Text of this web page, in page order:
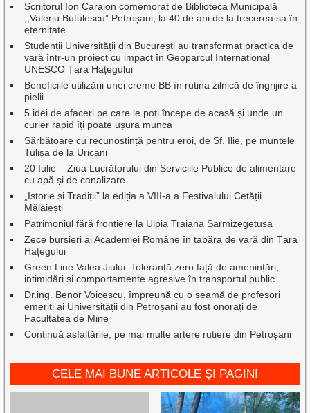
Scriitorul Ion Caraion comemorat de Biblioteca Municipală
,,Valeriu Butulescu” Petroșani, la 40 de ani de la trecerea sa în
eternitate
Studenții Universității din București au transformat practica de
vară într-un proiect cu impact în Geoparcul Internațional
UNESCO Țara Hațegului
Beneficiile utilizării unei creme BB în rutina zilnică de îngrijire a
pielii
5 idei de afaceri pe care le poți începe de acasă și unde un
curier rapid îți poate ușura munca
Sărbătoare cu recunoștință pentru eroi, de Sf. Ilie, pe muntele
Tulișa de la Uricani
20 Iulie – Ziua Lucrătorului din Serviciile Publice de alimentare
cu apă și de canalizare
„Istorie și Tradiții” la ediția a VIII-a a Festivalului Cetății
Mălăiești
Patrimoniul fără frontiere la Ulpia Traiana Sarmizegetusa
Zece bursieri ai Academiei Române în tabăra de vară din Țara
Hațegului
Green Line Valea Jiului: Toleranță zero față de amenințări,
intimidări și comportamente agresive în transportul public
Dr.ing. Benor Voicescu, împreună cu o seamă de profesori
emeriți ai Universității din Petroșani au fost onorați de
Facultatea de Mine
Continuă asfaltările, pe mai multe artere rutiere din Petroșani
CELE MAI BUNE ARTICOLE ȘI PAGINI